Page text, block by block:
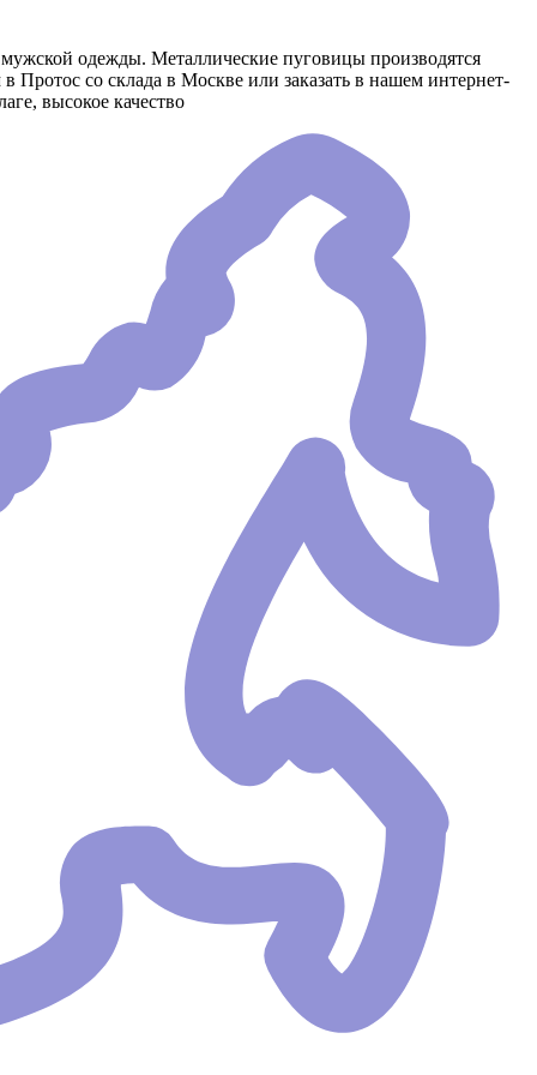
одежды. Металлические пуговицы производятся
со склада в Москве или заказать в нашем интернет-
высокое качество